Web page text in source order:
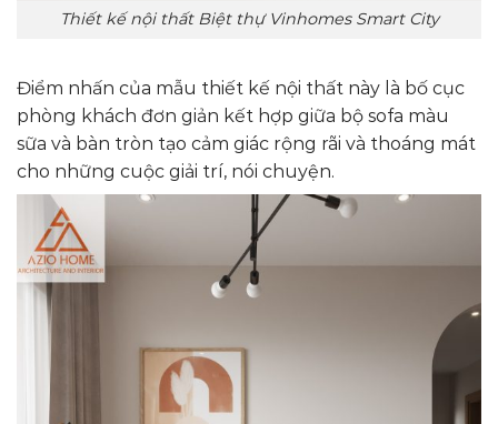
Thiết kế nội thất Biệt thự Vinhomes Smart City
Điểm nhấn của mẫu thiết kế nội thất này là bố cục
phòng khách đơn giản kết hợp giữa bộ sofa màu
sữa và bàn tròn tạo cảm giác rộng rãi và thoáng mát
cho những cuộc giải trí, nói chuyện.